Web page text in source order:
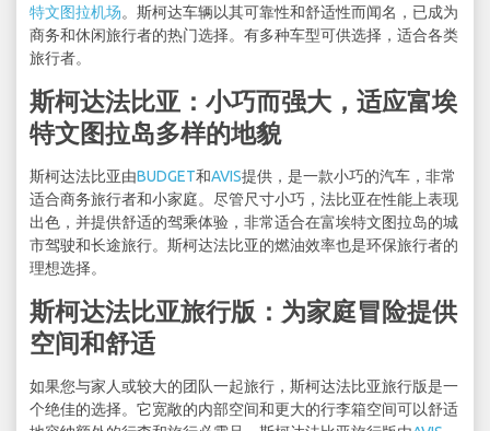
特文图拉机场。斯柯达车辆以其可靠性和舒适性而闻名，已成为
商务和休闲旅行者的热门选择。有多种车型可供选择，适合各类
旅行者。
斯柯达法比亚：小巧而强大，适应富埃
特文图拉岛多样的地貌
斯柯达法比亚由BUDGET和AVIS提供，是一款小巧的汽车，非常
适合商务旅行者和小家庭。尽管尺寸小巧，法比亚在性能上表现
出色，并提供舒适的驾乘体验，非常适合在富埃特文图拉岛的城
市驾驶和长途旅行。斯柯达法比亚的燃油效率也是环保旅行者的
理想选择。
斯柯达法比亚旅行版：为家庭冒险提供
空间和舒适
如果您与家人或较大的团队一起旅行，斯柯达法比亚旅行版是一
个绝佳的选择。它宽敞的内部空间和更大的行李箱空间可以舒适